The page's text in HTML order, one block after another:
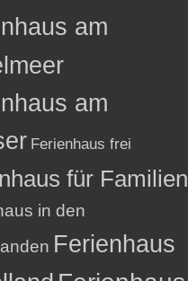
am
am
Ferienhaus frei
für Familien
in den
Ferienhaus